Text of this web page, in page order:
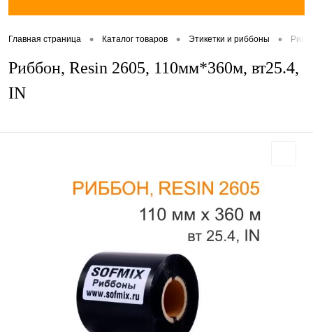
Главная страница • Каталог товаров • Этикетки и риббоны •
Риббон, Resin 2605, 110мм*360м, вт25.4,
IN